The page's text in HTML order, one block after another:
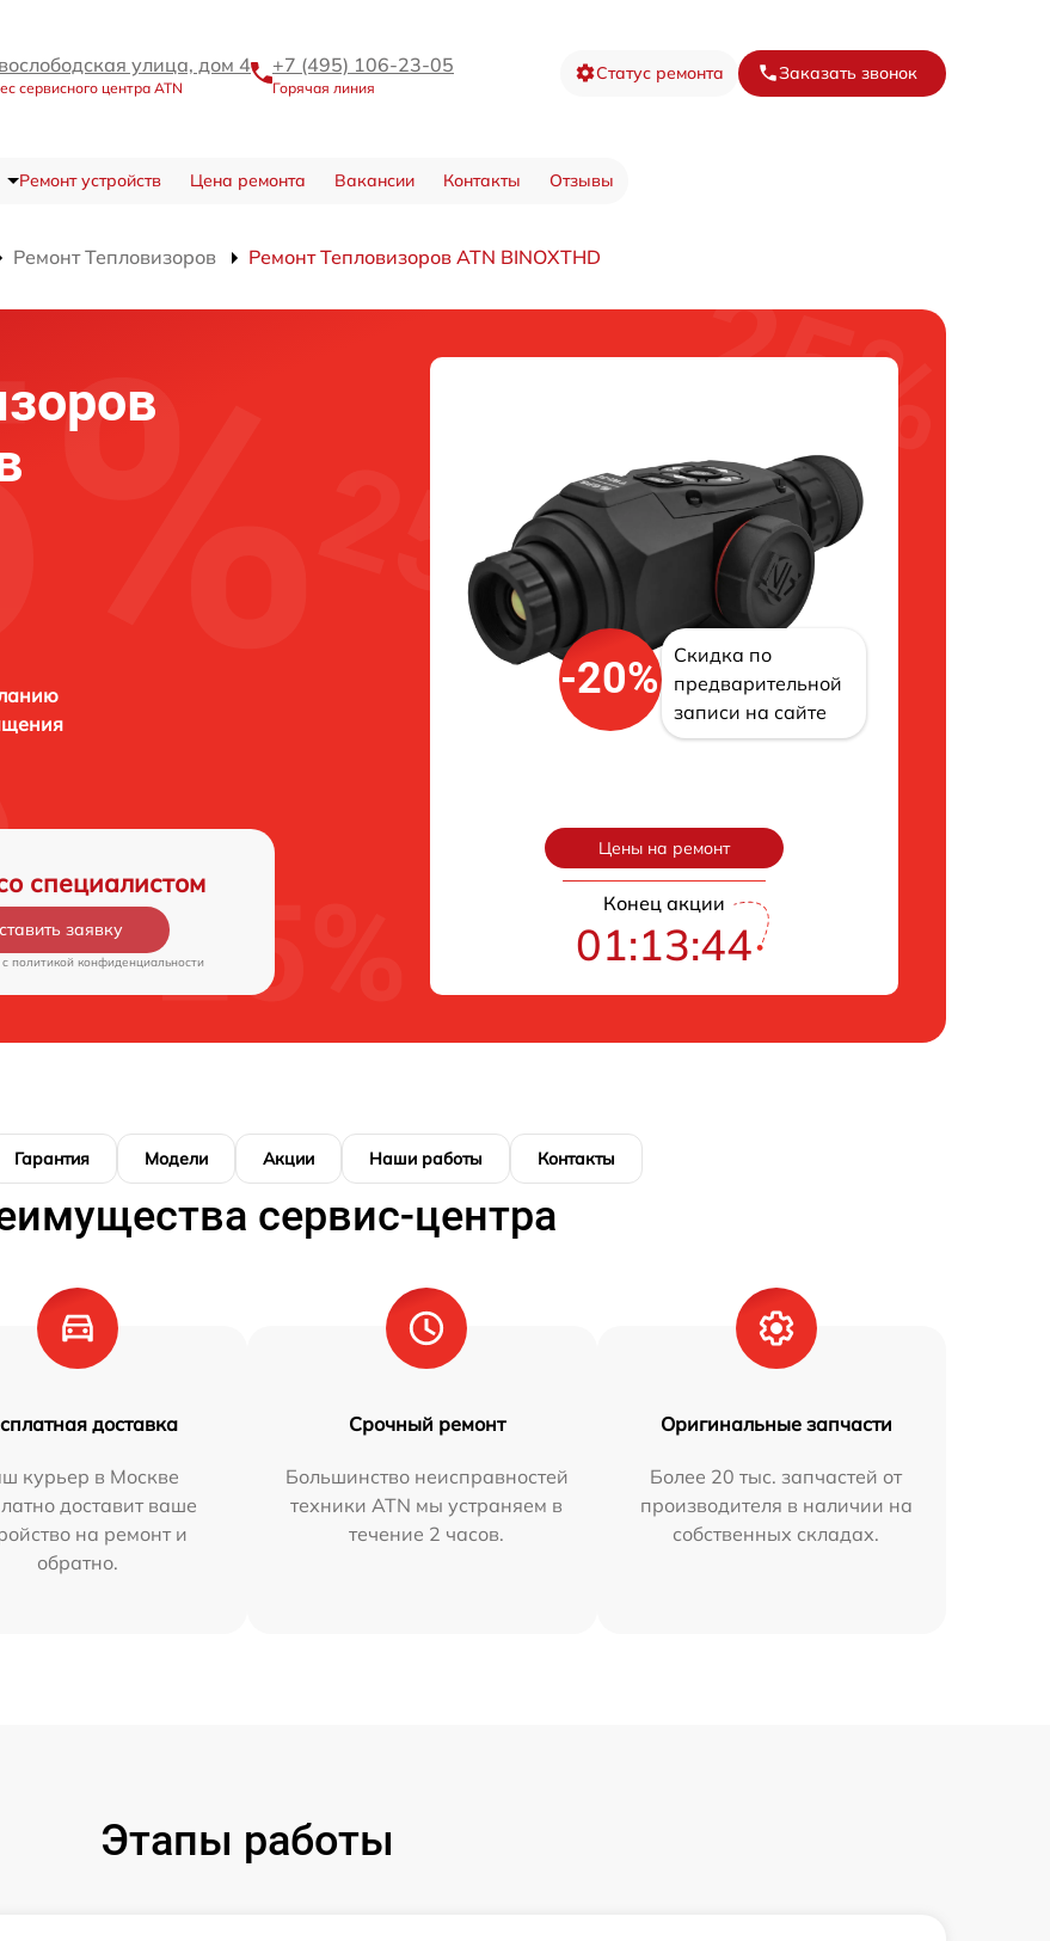
улица, дом 4
сервисного центра ATN
+7 (495) 106-23-05
Горячая линия
Статус ремонта Заказать звонок
Ремонт устройств Цена ремонта Вакансии Контакты Отзывы
Ремонт Тепловизоров Ремонт Тепловизоров ATN BINOXTHD
специалистом
заявку
c политикой конфиденциальности
-20%
Скидка по
предварительной
записи на сайте
Цены на ремонт
Конец акции
01:13:43
Гарантия Модели Акции Наши работы Контакты
сервис-центра
доставка
курьер в Москве
доставит ваше
на ремонт и
обратно.
Срочный ремонт
Большинство неисправностей
техники ATN мы устраняем в
течение 2 часов.
Оригинальные запчасти
Более 20 тыс. запчастей от
производителя в наличии на
собственных складах.
Этапы работы